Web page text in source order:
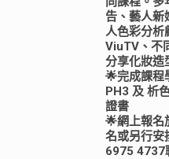
告、藝人新
人色彩分析
ViuTV、不
分享化妝造
🌟完成課程
PH3 及 析
證書
🌟網上報名
名或另行安
6975 4737